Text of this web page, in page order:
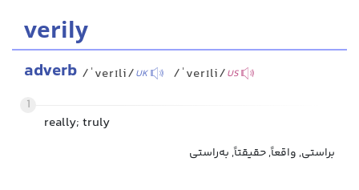
verily
adverb /ˈverɪli/UK /ˈverɪli/US
1
really; truly
براستی, واقعاً, حقیقتاً, به‌راستی